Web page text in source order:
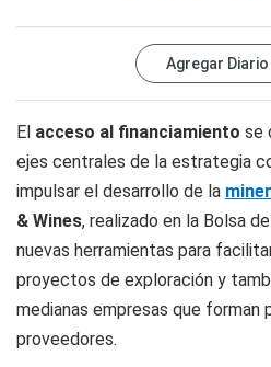
Agregar Diario
El acceso al financiamiento se
ejes centrales de la estrategia
impulsar el desarrollo de la
& Wines, realizado en la Bolsa
nuevas herramientas para
proyectos de exploración y
medianas empresas que forman
proveedores.